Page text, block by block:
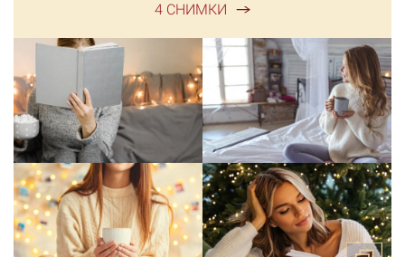
4 СНИМКИ